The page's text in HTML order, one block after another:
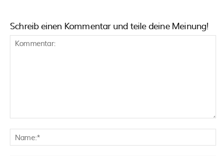
Schreib einen Kommentar und teile deine Meinung!